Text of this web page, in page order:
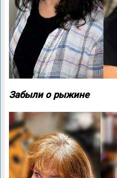
Забыли о рыжине